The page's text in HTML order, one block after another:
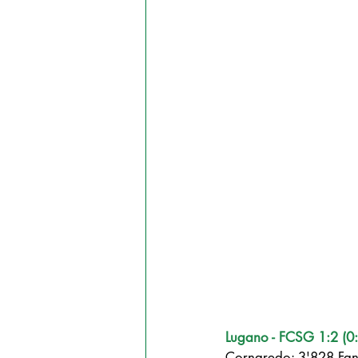
Lugano - FCSG 1:2